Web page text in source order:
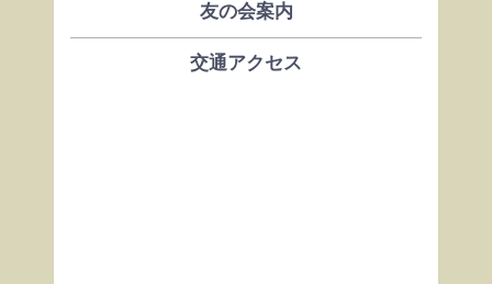
友の会案内
交通アクセス